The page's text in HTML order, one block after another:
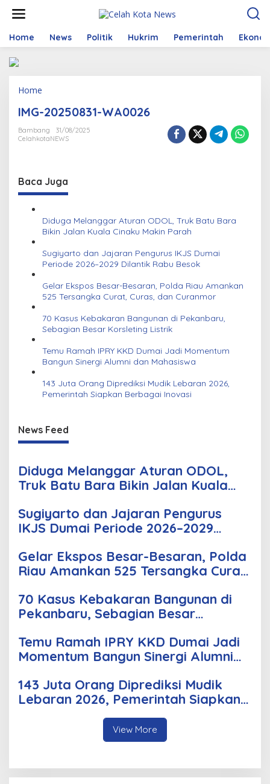
t
Home News Politik Hukrim Pemerintah
Home
t
c
h
IMG-20250831-WA0026
Bambang
31/08/2025
CelahkotaNEWS
Baca Juga
Diduga Melanggar Aturan ODOL, Truk Batu Bara
Bikin Jalan Kuala Cinaku Makin Parah
Sugiyarto dan Jajaran Pengurus IKJS Dumai
Periode 2026–2029 Dilantik Rabu Besok
Gelar Ekspos Besar-Besaran, Polda Riau Amankan
525 Tersangka Curat, Curas, dan Curanmor
70 Kasus Kebakaran Bangunan di Pekanbaru,
Sebagian Besar Korsleting Listrik
Temu Ramah IPRY KKD Dumai Jadi Momentum
Bangun Sinergi Alumni dan Mahasiswa
143 Juta Orang Diprediksi Mudik Lebaran 2026,
Pemerintah Siapkan Berbagai Inovasi
News Feed
Diduga Melanggar Aturan ODOL,
Truk Batu Bara Bikin Jalan Kuala
Sugiyarto dan Jajaran Pengurus
IKJS Dumai Periode 2026–2029
Gelar Ekspos Besar-Besaran, Polda
Riau Amankan 525 Tersangka Curat,
70 Kasus Kebakaran Bangunan di
Pekanbaru, Sebagian Besar
Temu Ramah IPRY KKD Dumai Jadi
Momentum Bangun Sinergi Alumni
143 Juta Orang Diprediksi Mudik
Lebaran 2026, Pemerintah Siapkan
Berbagai Inovasi
View More